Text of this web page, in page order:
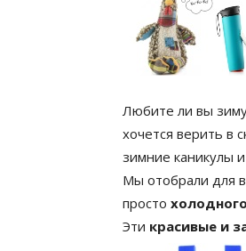
Любите ли вы
хочется верить в
зимние каникулы
Мы отобрали для
просто
Эти красивые и